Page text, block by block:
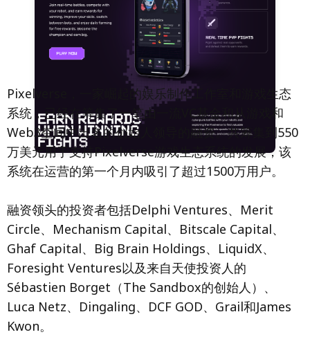
Pixelverse，一家崛起的娱乐制作工作室和游戏生态
系统，已经在筹集了一笔由一流VC基金和从游戏和
Web3空间中出名的创始人领导的融资。共筹集到550
万美元用于支持Pixelverse游戏生态系统的发展，该
系统在运营的第一个月内吸引了超过1500万用户。
融资领头的投资者包括Delphi Ventures、Merit
Circle、Mechanism Capital、Bitscale Capital、
Ghaf Capital、Big Brain Holdings、LiquidX、
Foresight Ventures以及来自天使投资人的
Sébastien Borget（The Sandbox的创始人）、
Luca Netz、Dingaling、DCF GOD、Grail和James
Kwon。